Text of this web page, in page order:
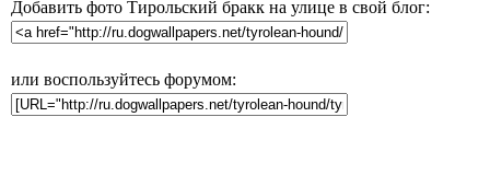
Добавить фото Тирольский бракк на улице в свой блог:
или воспользуйтесь форумом: